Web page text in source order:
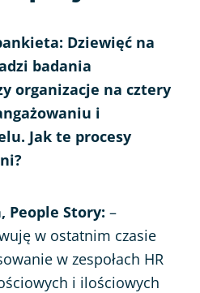
Dziewięć na
badania
organizacje na cztery
i
Jak te procesy
People Story: –
w ostatnim czasie
w zespołach HR
i ilościowych